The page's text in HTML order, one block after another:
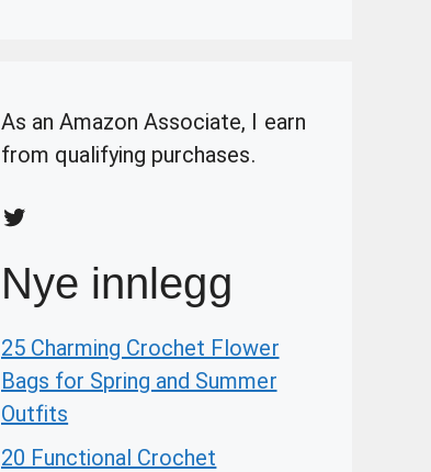
As an Amazon Associate, I earn
from qualifying purchases.
Twitter
Nye innlegg
25 Charming Crochet Flower
Bags for Spring and Summer
Outfits
20 Functional Crochet